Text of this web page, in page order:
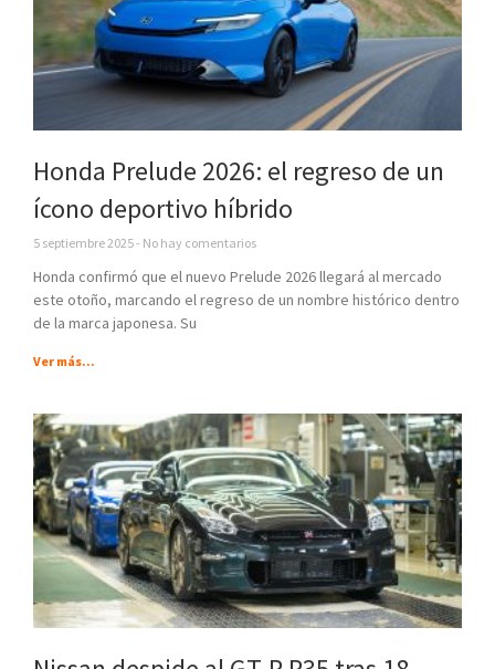
Honda Prelude 2026: el regreso de un
ícono deportivo híbrido
5 septiembre 2025 No hay comentarios
Honda confirmó que el nuevo Prelude 2026 llegará al mercado
este otoño, marcando el regreso de un nombre histórico dentro
de la marca japonesa. Su
Ver más...